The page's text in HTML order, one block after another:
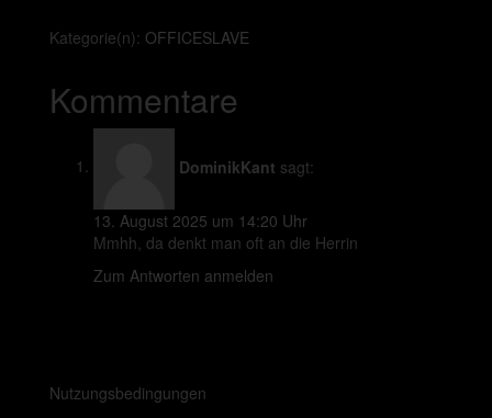
Kategorie(n): OFFICESLAVE
Kommentare
DominikKant sagt:
13. August 2025 um 14:20 Uhr
Mmhh, da denkt man oft an die Herrin
Zum Antworten anmelden
Nutzungsbedingungen